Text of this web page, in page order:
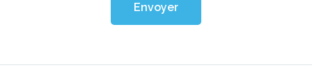
Envoyer